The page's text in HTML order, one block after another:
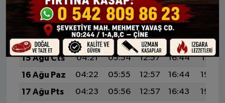
12 Ağu Çar
04:17 05:51 12:58 16:46
19:55
13 Ağu Per
04:18 05:52 12:58 16:46
14 Ağu Cum
04:19 05:53 12:58 16:45
19:52
15 Ağu Cts
04:21 05:54 12:57 16:44
19:51
16 Ağu Paz
04:22 05:55 12:57 16:44
19:50
17 Ağu Pts
04:23 05:56 12:57 16:43
19:48